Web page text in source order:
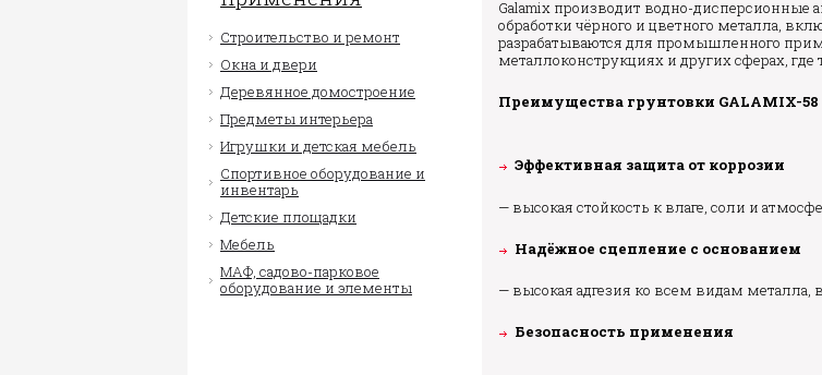
Строительство и ремонт
Окна и двери
Деревянное домостроение
Предметы интерьера
Игрушки и детская мебель
Спортивное оборудование и
инвентарь
Детские площадки
Мебель
МАФ, садово-парковое
оборудование и элементы
Galamix производит водно-дисперсионные
обработки чёрного и цветного металла,
разрабатываются для промышленного
металлоконструкциях и других сферах,
Преимущества грунтовки GALAMIX-58
Эффективная защита от коррозии
— высокая стойкость к влаге, соли и
Надёжное сцепление с основанием
— высокая адгезия ко всем видам металла,
Безопасность применения